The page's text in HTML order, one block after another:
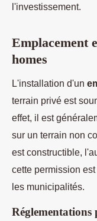
l'investissement.
Emplacement
homes
L'installation d'un
terrain privé est
effet, il est
sur un terrain non
est constructible,
cette permission
les municipalités.